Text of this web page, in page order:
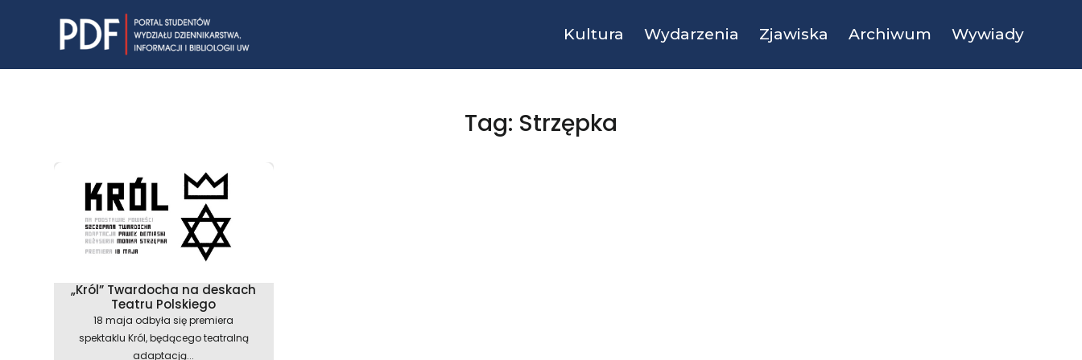
Kultura Wydarzenia Zjawiska Archiwum Wywiady
Tag: Strzępka
„Król” Twardocha na deskach
Teatru Polskiego
18 maja odbyła się premiera
spektaklu Król, będącego teatralną
adaptacją...